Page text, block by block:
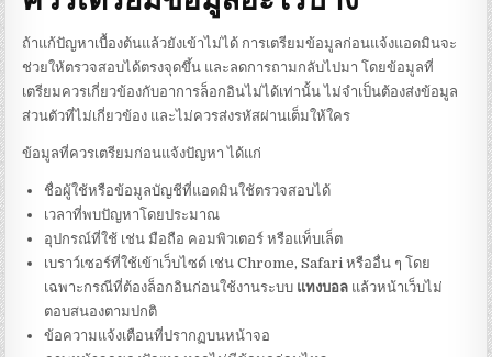
ถ้าแก้ปัญหาเบื้องต้นแล้วยังเข้าไม่ได้ การเตรียมข้อมูลก่อนแจ้งแอดมินจะ
ช่วยให้ตรวจสอบได้ตรงจุดขึ้น และลดการถามกลับไปมา โดยข้อมูลที่
เตรียมควรเกี่ยวข้องกับอาการล็อกอินไม่ได้เท่านั้น ไม่จำเป็นต้องส่งข้อมูล
ส่วนตัวที่ไม่เกี่ยวข้อง และไม่ควรส่งรหัสผ่านเต็มให้ใคร
ข้อมูลที่ควรเตรียมก่อนแจ้งปัญหา ได้แก่
ชื่อผู้ใช้หรือข้อมูลบัญชีที่แอดมินใช้ตรวจสอบได้
เวลาที่พบปัญหาโดยประมาณ
อุปกรณ์ที่ใช้ เช่น มือถือ คอมพิวเตอร์ หรือแท็บเล็ต
เบราว์เซอร์ที่ใช้เข้าเว็บไซต์ เช่น Chrome, Safari หรืออื่น ๆ โดย
เฉพาะกรณีที่ต้องล็อกอินก่อนใช้งานระบบ แทงบอล แล้วหน้าเว็บไม่
ตอบสนองตามปกติ
ข้อความแจ้งเตือนที่ปรากฏบนหน้าจอ